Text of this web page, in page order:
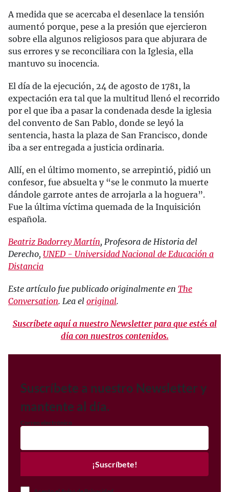
A medida que se acercaba el desenlace la tensión
aumentó porque, pese a la presión que ejercieron
sobre ella algunos religiosos para que abjurara de
sus errores y se reconciliara con la Iglesia, ella
mantuvo su inocencia.
El día de la ejecución, 24 de agosto de 1781, la
expectación era tal que la multitud llenó el recorrido
por el que iba a pasar la condenada desde la iglesia
del convento de San Pablo, donde se leyó la
sentencia, hasta la plaza de San Francisco, donde
iba a ser entregada a justicia ordinaria.
Allí, en el último momento, se arrepintió, pidió un
confesor, fue absuelta y “se le conmuto la muerte
dándole garrote antes de arrojarla a la hoguera”.
Fue la última víctima quemada de la Inquisición
española.
Beatriz Badorrey Martín, Profesora de Historia del
Derecho, UNED - Universidad Nacional de Educación a
Distancia
Este artículo fue publicado originalmente en The
Conversation. Lea el original.
Suscríbete aquí a nuestro Newsletter para que estés al
día con nuestros contenidos.
Suscríbete a nuestro Newsletter y
mantente al día.
Correo electrónico
¡Suscríbete!